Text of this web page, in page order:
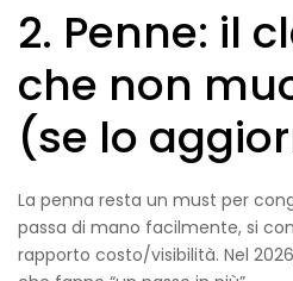
2. Penne: il
che non
(se lo
La penna resta un must per
passa di mano facilmente, si
rapporto costo/visibilità. Nel